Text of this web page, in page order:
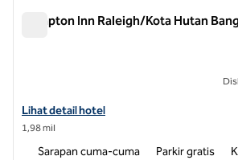
Hampton Inn Raleigh/Kota Hutan
Lihat detail hotel untuk Hampton Inn
Lihat detail hotel
1,98 mil
Sarapan cuma-cuma Parkir gratis